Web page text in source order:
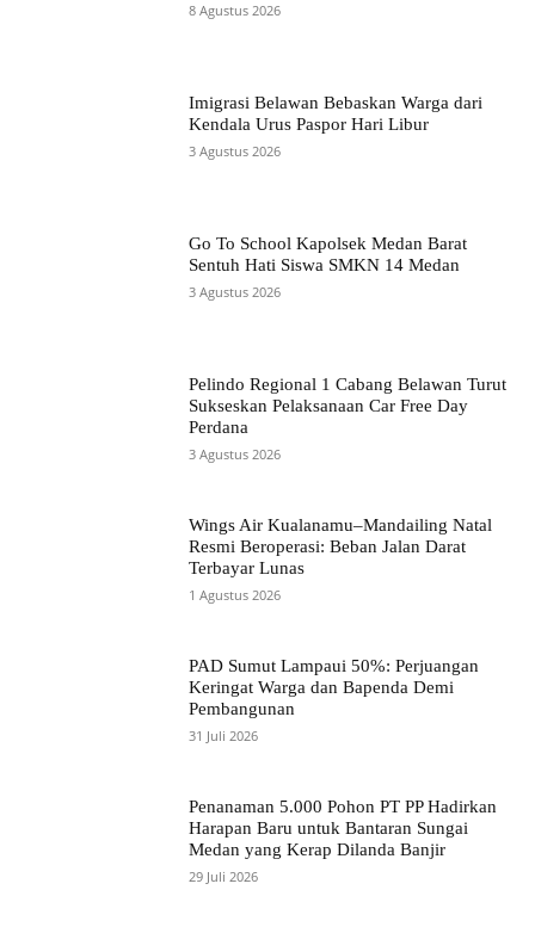
8 Agustus 2026
Imigrasi Belawan Bebaskan Warga dari
Kendala Urus Paspor Hari Libur
3 Agustus 2026
Go To School Kapolsek Medan Barat
Sentuh Hati Siswa SMKN 14 Medan
3 Agustus 2026
Pelindo Regional 1 Cabang Belawan Turut
Sukseskan Pelaksanaan Car Free Day
Perdana
3 Agustus 2026
Wings Air Kualanamu–Mandailing Natal
Resmi Beroperasi: Beban Jalan Darat
Terbayar Lunas
1 Agustus 2026
PAD Sumut Lampaui 50%: Perjuangan
Keringat Warga dan Bapenda Demi
Pembangunan
31 Juli 2026
Penanaman 5.000 Pohon PT PP Hadirkan
Harapan Baru untuk Bantaran Sungai
Medan yang Kerap Dilanda Banjir
29 Juli 2026